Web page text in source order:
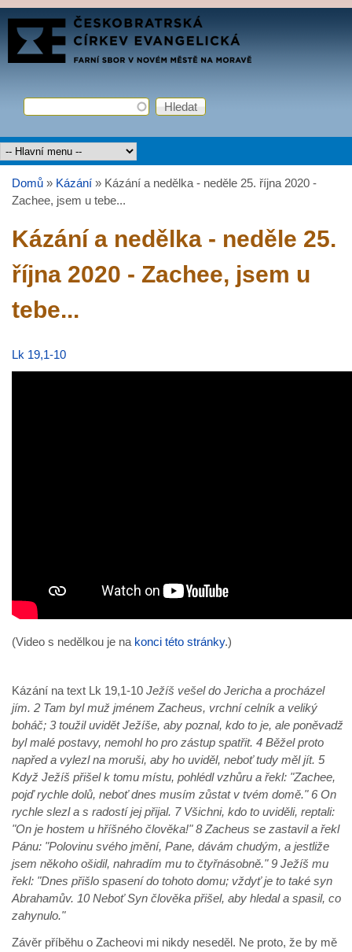
Přejít k hlavnímu obsahu
FARNÍ
SBOR
Vyhledávání
Hledat
Hlavní menu
Jste zde
Domů » Kázání » Kázání a nedělka - neděle 25. října 2020 -
Zachee, jsem u tebe...
Kázání a nedělka - neděle 25.
října 2020 - Zachee, jsem u
tebe...
Lk 19,1-10
(Video s nedělkou je na konci této stránky.)
Kázání na text Lk 19,1-10 Ježíš vešel do Jericha a procházel
jím. 2 Tam byl muž jménem Zacheus, vrchní celník a veliký
boháč; 3 toužil uvidět Ježíše, aby poznal, kdo to je, ale poněvadž
byl malé postavy, nemohl ho pro zástup spatřit. 4 Běžel proto
napřed a vylezl na moruši, aby ho uviděl, neboť tudy měl jít. 5
Když Ježíš přišel k tomu místu, pohlédl vzhůru a řekl: "Zachee,
pojď rychle dolů, neboť dnes musím zůstat v tvém domě." 6 On
rychle slezl a s radostí jej přijal. 7 Všichni, kdo to uviděli, reptali:
"On je hostem u hříšného člověka!" 8 Zacheus se zastavil a řekl
Pánu: "Polovinu svého jmění, Pane, dávám chudým, a jestliže
jsem někoho ošidil, nahradím mu to čtyřnásobně." 9 Ježíš mu
řekl: "Dnes přišlo spasení do tohoto domu; vždyť je to také syn
Abrahamův. 10 Neboť Syn člověka přišel, aby hledal a spasil, co
zahynulo."
Závěr příběhu o Zacheovi mi nikdy neseděl. Ne proto, že by mě